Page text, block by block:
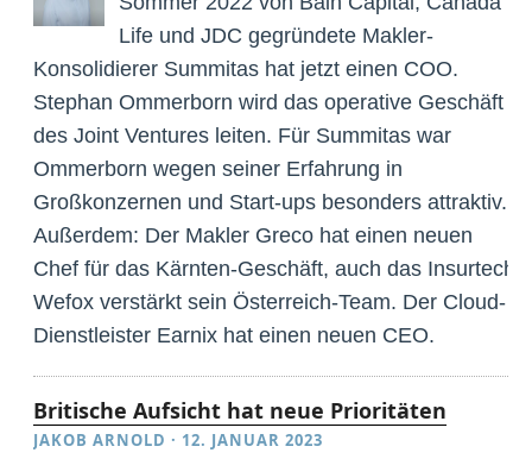
Life und JDC gegründete Makler-
Konsolidierer Summitas hat jetzt einen COO.
Stephan Ommerborn wird das operative Geschäft
des Joint Ventures leiten. Für Summitas war
Ommerborn wegen seiner Erfahrung in
Großkonzernen und Start-ups besonders attraktiv.
Außerdem: Der Makler Greco hat einen neuen
Chef für das Kärnten-Geschäft, auch das Insurtech
Wefox verstärkt sein Österreich-Team. Der Cloud-
Dienstleister Earnix hat einen neuen CEO.
Britische Aufsicht hat neue Prioritäten
JAKOB ARNOLD · 12. JANUAR 2023